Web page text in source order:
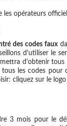
les opérateurs
des codes faux
d'utiliser le
d'obtenir tous
les codes
cliquez sur le
3 mois pour le